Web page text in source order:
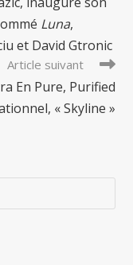
Luna,
et David Gtronic
Article suivant
En Pure, Purified
« Skyline »